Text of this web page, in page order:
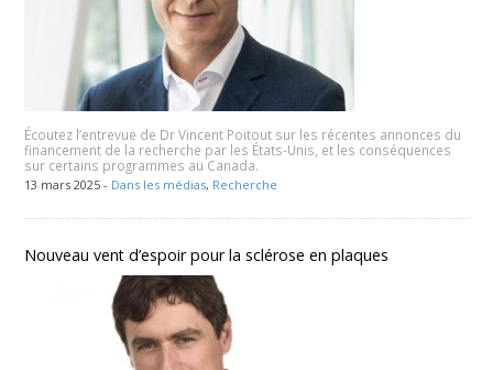
Écoutez l’entrevue de Dr Vincent Poitout sur les récentes annonces du
financement de la recherche par les États-Unis, et les conséquences
sur certains programmes au Canada.
13 mars 2025 - Dans les médias, Recherche
Nouveau vent d’espoir pour la sclérose en plaques